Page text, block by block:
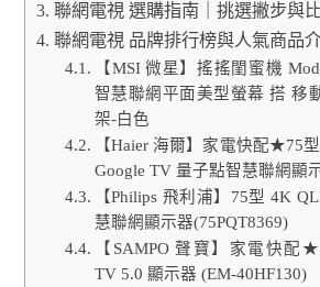
聯網電視 選購指南｜挑選撇步與
聯網電視 品牌排行榜與人氣商品
【MSI 微星】搖搖閨蜜機
智慧聯網平面美型螢幕 搭 移
架-白色
【Haier 海爾】家電快配★75
Google TV 量子點智慧聯網顯
【Philips 飛利浦】75型 4K
慧聯網顯示器(75PQT8369)
【SAMPO 聲寶】家電快配
TV 5.0 顯示器 (EM-40HF130)